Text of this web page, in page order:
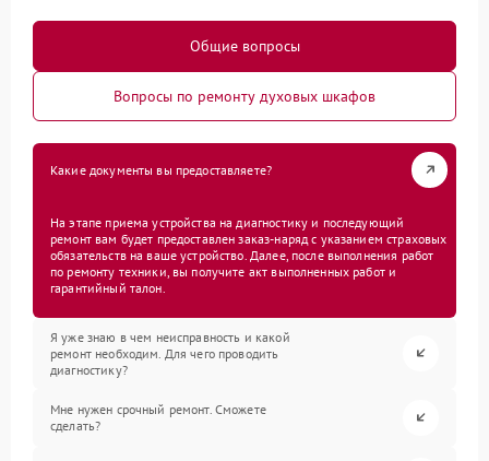
Общие вопросы
Вопросы по ремонту духовых шкафов
Какие документы вы предоставляете?
На этапе приема устройства на диагностику и последующий
ремонт вам будет предоставлен заказ-наряд с указанием страховых
обязательств на ваше устройство. Далее, после выполнения работ
по ремонту техники, вы получите акт выполненных работ и
гарантийный талон.
Я уже знаю в чем неисправность и какой
ремонт необходим. Для чего проводить
диагностику?
Мне нужен срочный ремонт. Сможете
сделать?